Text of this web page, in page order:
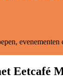
Eetcafé